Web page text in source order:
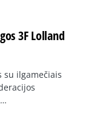
3F Lolland
su ilgamečiais